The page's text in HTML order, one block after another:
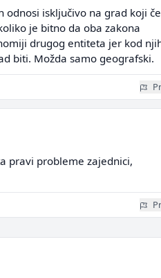
odnosi isključivo na grad koji
je bitno da oba zakona
drugog entiteta jer kod
biti. Možda samo geografski.
pravi probleme zajednici,